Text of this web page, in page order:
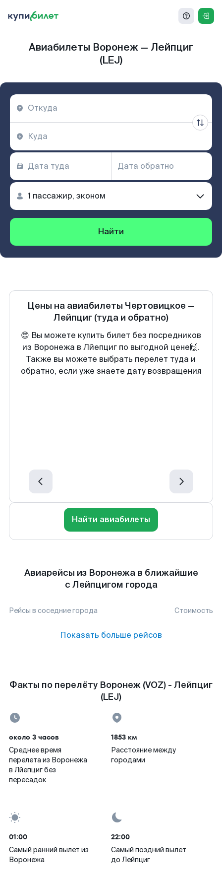
Авиабилеты Воронеж — Лейпциг
(LEJ)
Найти
Цены на авиабилеты Чертовицкое —
Лейпциг (туда и обратно)
😍 Вы можете купить билет без посредников
из Воронежа в Лйепциг по выгодной цене🙌.
Также вы можете выбрать перелет туда и
обратно, если уже знаете дату возвращения
Найти авиабилеты
Авиарейсы из Воронежа в ближайшие
с Лейпцигом города
Рейсы в соседние города Стоимость
Показать больше рейсов
Факты по перелёту Воронеж (VOZ) - Лейпциг
(LEJ)
около 3 часов
Среднее время
перелета из Воронежа
в Лйепциг без
пересадок
1853 км
Расстояние между
городами
01:00
Самый ранний вылет из
Воронежа
22:00
Самый поздний вылет
до Лейпциг